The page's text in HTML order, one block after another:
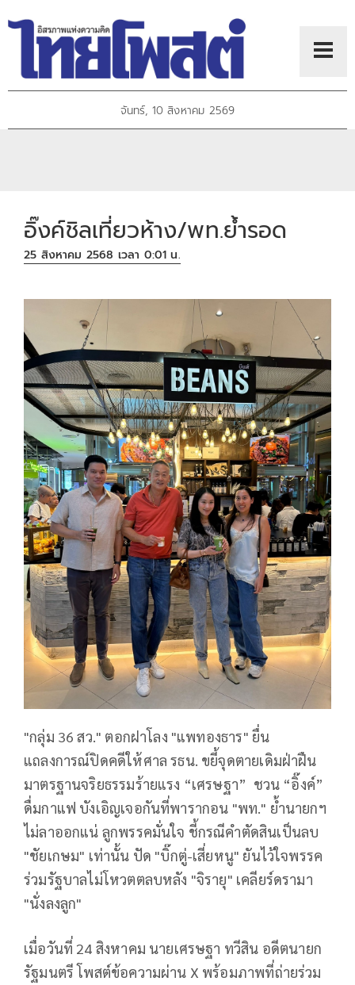
จันทร์, 10 สิงหาคม 2569
อิ๊งค์ชิลเที่ยวห้าง/พท.ย้ำรอด
25 สิงหาคม 2568 เวลา 0:01 น.
"กลุ่ม 36 สว." ตอกฝาโลง "แพทองธาร" ยื่น
แถลงการณ์ปิดคดีให้ศาล รธน. ขยี้จุดตายเดิมฝ่าฝืน
มาตรฐานจริยธรรมร้ายแรง “เศรษฐา” ชวน “อิ๊งค์”
ดื่มกาแฟ บังเอิญเจอกันที่พารากอน "พท." ย้ำนายกฯ
ไม่ลาออกแน่ ลูกพรรคมั่นใจ ชี้กรณีคำตัดสินเป็นลบ
"ชัยเกษม" เท่านั้น ปัด "บิ๊กตู่-เสี่ยหนู" ยันไว้ใจพรรค
ร่วมรัฐบาลไม่โหวตตลบหลัง "จิรายุ" เคลียร์ดรามา
"นั่งลงลูก"
เมื่อวันที่ 24 สิงหาคม นายเศรษฐา ทวีสิน อดีตนายก
รัฐมนตรี โพสต์ข้อความผ่าน X พร้อมภาพที่ถ่ายร่วม